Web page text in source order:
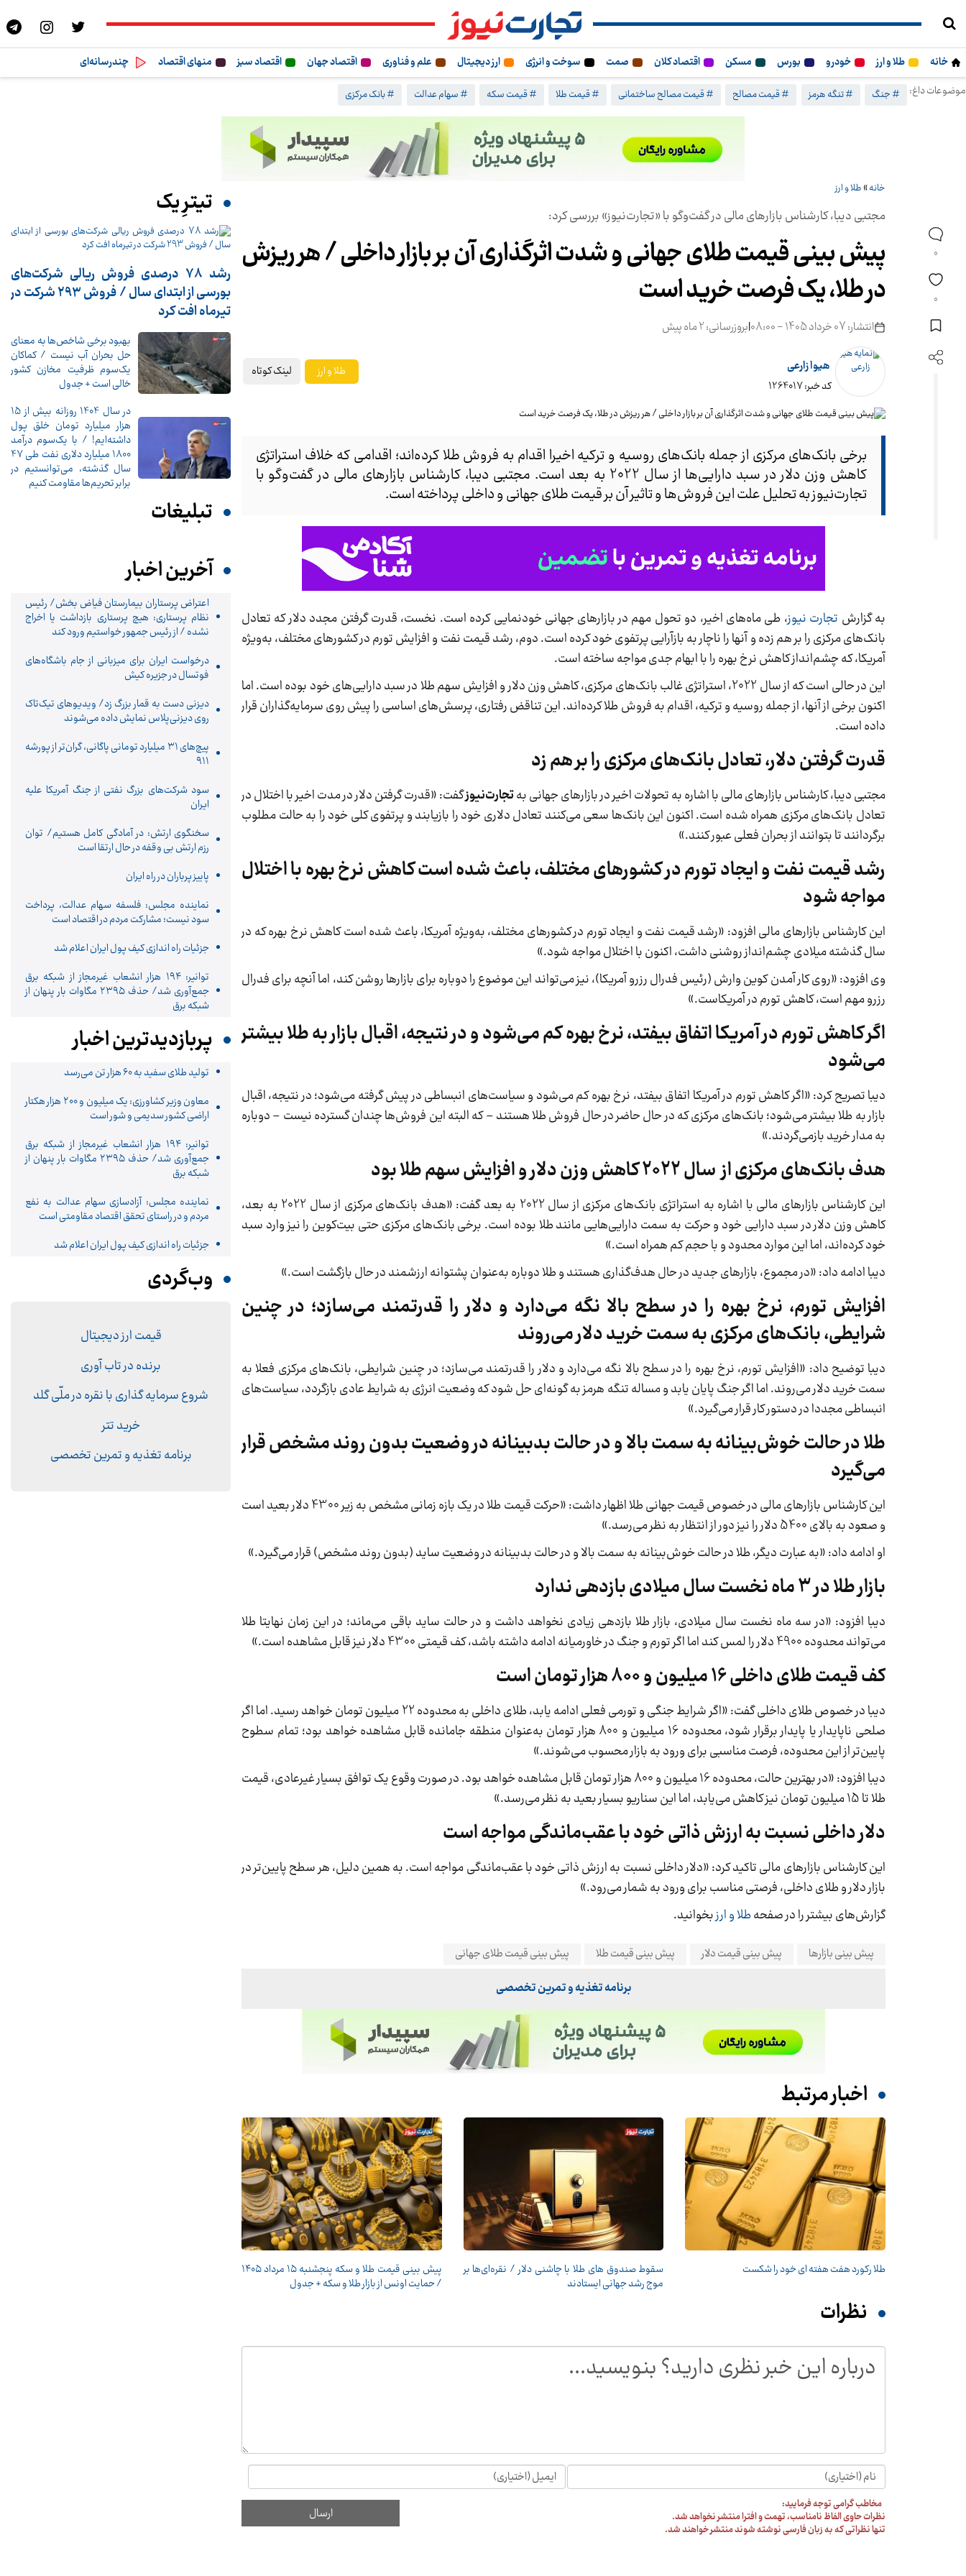
خانه طلا و ارز خودرو بورس مسکن اقتصاد کلان صمت سوخت و انرژی ارز دیجیتال علم و فناوری اقتصاد جهان اقتصاد سبز منهای اقتصاد
چندرسانه‌ای
موضوعات داغ:
# جنگ # تنگه هرمز # قیمت مصالح # قیمت مصالح ساختمانی # قیمت طلا # قیمت سکه # سهام عدالت # بانک مرکزی
0
0
خانه» طلا و ارز
مجتبی دیبا، کارشناس بازارهای مالی در گفت‌وگو با «تجارت‌نیوز» بررسی کرد:
پیش بینی قیمت طلای جهانی و شدت اثرگذاری آن بر بازار داخلی / هر ریزش
در طلا، یک فرصت خرید است
انتشار: 07 خرداد 1405 - 08:00 |بروزرسانی: 2 ماه پیش
هیوا زارعی
کد خبر: 1264017
طلا و ارز لینک کوتاه
برخی بانک‌های مرکزی از جمله بانک‌های روسیه و ترکیه اخیرا اقدام به فروش طلا کرده‌اند؛ اقدامی که خلاف استراتژی
کاهش وزن دلار در سبد دارایی‌ها از سال 2022 به بعد است. مجتبی دیبا، کارشناس بازارهای مالی در گفت‌وگو با
تجارت‌نیوز به تحلیل علت این فروش‌ها و تاثیر آن بر قیمت طلای جهانی و داخلی پرداخته است.
به گزارش تجارت نیوز، طی ماه‌های اخیر، دو تحول مهم در بازارهای جهانی خودنمایی کرده است. نخست، قدرت گرفتن مجدد دلار که تعادل
بانک‌های مرکزی را بر هم زده و آنها را ناچار به بازآرایی پرتفوی خود کرده است. دوم، رشد قیمت نفت و افزایش تورم در کشورهای مختلف، به‌ویژه
آمریکا، که چشم‌انداز کاهش نرخ بهره را با ابهام جدی مواجه ساخته است.
این در حالی است که از سال 2022، استراتژی غالب بانک‌های مرکزی، کاهش وزن دلار و افزایش سهم طلا در سبد دارایی‌های خود بوده است. اما
اکنون برخی از آنها، از جمله روسیه و ترکیه، اقدام به فروش طلا کرده‌اند. این تناقض رفتاری، پرسش‌های اساسی را پیش روی سرمایه‌گذاران قرار
داده است.
قدرت گرفتن دلار، تعادل بانک‌های مرکزی را بر هم زد
مجتبی دیبا، کارشناس بازارهای مالی با اشاره به تحولات اخیر در بازارهای جهانی بهتجارت‌نیوزگفت: «قدرت گرفتن دلار در مدت اخیر با اختلال در
تعادل بانک‌های مرکزی همراه شده است. اکنون این بانک‌ها سعی می‌کنند تعادل دلاری خود را بازیابند و پرتفوی کلی خود را به حالت مطلوب
برگردانند تا بتوانند از بحران فعلی عبور کنند.»
رشد قیمت نفت و ایجاد تورم در کشورهای مختلف، باعث شده است کاهش نرخ بهره با اختلال
مواجه شود
این کارشناس بازارهای مالی افزود: «رشد قیمت نفت و ایجاد تورم در کشورهای مختلف، به‌ویژه آمریکا، باعث شده است کاهش نرخ بهره که در
سال گذشته میلادی چشم‌انداز روشنی داشت، اکنون با اختلال مواجه شود.»
وی افزود: «روی کار آمدن کوین وارش (رئیس فدرال رزرو آمریکا)، نیز می‌تواند این موضوع را دوباره برای بازارها روشن کند، اما آنچه برای فدرال
رزرو مهم است، کاهش تورم در آمریکاست.»
اگر کاهش تورم در آمریکا اتفاق بیفتد، نرخ بهره کم می‌شود و در نتیجه، اقبال بازار به طلا بیشتر
می‌شود
دیبا تصریح کرد: «اگر کاهش تورم در آمریکا اتفاق بیفتد، نرخ بهره کم می‌شود و سیاست‌های انبساطی در پیش گرفته می‌شود؛ در نتیجه، اقبال
بازار به طلا بیشتر می‌شود؛ بانک‌های مرکزی که در حال حاضر در حال فروش طلا هستند – که البته این فروش‌ها چندان گسترده نیست – دوباره
به مدار خرید بازمی‌گردند.»
هدف بانک‌های مرکزی از سال 2022 کاهش وزن دلار و افزایش سهم طلا بود
این کارشناس بازارهای مالی با اشاره به استراتژی بانک‌های مرکزی از سال 2022 به بعد گفت: «هدف بانک‌های مرکزی از سال 2022 به بعد،
کاهش وزن دلار در سبد دارایی خود و حرکت به سمت دارایی‌هایی مانند طلا بوده است. برخی بانک‌های مرکزی حتی بیت‌کوین را نیز وارد سبد
خود کرده‌اند، اما این موارد محدود و با حجم کم همراه است.»
دیبا ادامه داد: «در مجموع، بازارهای جدید در حال هدف‌گذاری هستند و طلا دوباره به‌عنوان پشتوانه ارزشمند در حال بازگشت است.»
افزایش تورم، نرخ بهره را در سطح بالا نگه می‌دارد و دلار را قدرتمند می‌سازد؛ در چنین
شرایطی، بانک‌های مرکزی به سمت خرید دلار می‌روند
دیبا توضیح داد: «افزایش تورم، نرخ بهره را در سطح بالا نگه می‌دارد و دلار را قدرتمند می‌سازد؛ در چنین شرایطی، بانک‌های مرکزی فعلا به
سمت خرید دلار می‌روند. اما اگر جنگ پایان یابد و مساله تنگه هرمز به گونه‌ای حل شود که وضعیت انرژی به شرایط عادی بازگردد، سیاست‌های
انبساطی مجددا در دستور کار قرار می‌گیرد.»
طلا در حالت خوش‌بینانه به سمت بالا و در حالت بدبینانه در وضعیت بدون روند مشخص قرار
می‌گیرد
این کارشناس بازارهای مالی در خصوص قیمت جهانی طلا اظهار داشت: «حرکت قیمت طلا در یک بازه زمانی مشخص به زیر 4300 دلار بعید است
و صعود به بالای 5400 دلار را نیز دور از انتظار به نظر می‌رسد.»
او ادامه داد: «به عبارت دیگر، طلا در حالت خوش‌بینانه به سمت بالا و در حالت بدبینانه در وضعیت ساید (بدون روند مشخص) قرار می‌گیرد.»
بازار طلا در 3 ماه نخست سال میلادی بازدهی ندارد
دیبا افزود: «در سه ماه نخست سال میلادی، بازار طلا بازدهی زیادی نخواهد داشت و در حالت ساید باقی می‌ماند؛ در این زمان نهایتا طلا
می‌تواند محدوده 4900 دلار را لمس کند اما اگر تورم و جنگ در خاورمیانه ادامه داشته باشد، کف قیمتی 4300 دلار نیز قابل مشاهده است.»
کف قیمت طلای داخلی 16 میلیون و 800 هزار تومان است
دیبا در خصوص طلای داخلی گفت: «اگر شرایط جنگی و تورمی فعلی ادامه یابد، طلای داخلی به محدوده 22 میلیون تومان خواهد رسید. اما اگر
صلحی ناپایدار یا پایدار برقرار شود، محدوده 16 میلیون و 800 هزار تومان به‌عنوان منطقه جامانده قابل مشاهده خواهد بود؛ تمام سطوح
پایین‌تر از این محدوده، فرصت مناسبی برای ورود به بازار محسوب می‌شوند.»
دیبا افزود: «در بهترین حالت، محدوده 16 میلیون و 800 هزار تومان قابل مشاهده خواهد بود. در صورت وقوع یک توافق بسیار غیرعادی، قیمت
طلا تا 15 میلیون تومان نیز کاهش می‌یابد، اما این سناریو بسیار بعید به نظر می‌رسد.»
دلار داخلی نسبت به ارزش ذاتی خود با عقب‌ماندگی مواجه است
این کارشناس بازارهای مالی تاکید کرد: «دلار داخلی نسبت به ارزش ذاتی خود با عقب‌ماندگی مواجه است. به همین دلیل، هر سطح پایین‌تر در
بازار دلار و طلای داخلی، فرصتی مناسب برای ورود به شمار می‌رود.»
گزارش‌های بیشتر را در صفحهطلا و ارزبخوانید.
پیش بینی بازارها پیش بینی قیمت دلار پیش بینی قیمت طلا پیش بینی قیمت طلای جهانی
برنامه تغذیه و تمرین تخصصی
اخبار مرتبط
طلا رکورد هفت هفته ای خود را شکست
سقوط صندوق های طلا با چاشنی دلار / نقره‌ای‌ها بر
موج رشد جهانی ایستادند
پیش‌ بینی قیمت طلا و سکه پنجشنبه ۱۵ مرداد ۱۴۰۵
/ حمایت اونس از بازار طلا و سکه + جدول
نظرات
مخاطب گرامی توجه فرمایید:
نظرات حاوی الفاظ نامناسب، تهمت و افترا منتشر نخواهد شد.
تنها نظراتی که به زبان فارسی نوشته شوند منتشر خواهند شد.
تیترِ یک
رشد 78 درصدی فروش ریالی شرکت‌های
بورسی از ابتدای سال / فروش 293 شرکت در
تیرماه افت کرد
بهبود برخی شاخص‌ها به معنای
حل بحران آب نیست / کماکان
یک‌سوم ظرفیت مخازن کشور
خالی است + جدول
در سال 1404 روزانه بیش از 15
هزار میلیارد تومان خلق پول
داشته‌ایم! / با یک‌سوم درآمد
1800 میلیارد دلاری نفت طی 47
سال گذشته، می‌توانستیم در
برابر تحریم‌ها مقاومت کنیم
تبلیغات
آخرین اخبار
اعتراض پرستاران بیمارستان فیاض بخش/ رئیس
نظام پرستاری: هیچ پرستاری بازداشت یا اخراج
نشده / از رئیس جمهور خواستیم ورود کند
درخواست ایران برای میزبانی از جام باشگاه‌های
فوتسال در جزیره کیش
دیزنی دست به قمار بزرگ زد/ ویدیوهای تیک‌تاک
روی دیزنی‌پلاس نمایش داده می‌شوند
پیچ‌های ۳۱ میلیارد تومانی پاگانی، گران‌تر از پورشه
۹۱۱
سود شرکت‌های بزرگ نفتی از جنگ آمریکا علیه
ایران
سخنگوی ارتش: در آمادگی کامل هستیم/ توان
رزم ارتش بی وقفه در حال ارتقا است
پاییز پرباران در راه ایران
نماینده مجلس: فلسفه سهام عدالت، پرداخت
سود نیست؛ مشارکت مردم در اقتصاد است
جزئیات راه اندازی کیف پول ایران اعلام شد
توانیر: ۱۹۴ هزار انشعاب غیرمجاز از شبکه برق
جمع‌آوری شد/ حذف ۲۳۹۵ مگاوات بار پنهان از
شبکه برق
پربازدیدترین اخبار
تولید طلای سفید به ۶۰ هزار تن می‌رسد
معاون وزیر کشاورزی: یک میلیون و ۲۰۰ هزار هکتار
اراضی کشور سدیمی و شور است
توانیر: ۱۹۴ هزار انشعاب غیرمجاز از شبکه برق
جمع‌آوری شد/ حذف ۲۳۹۵ مگاوات بار پنهان از
شبکه برق
نماینده مجلس: آزادسازی سهام عدالت به نفع
مردم و در راستای تحقق اقتصاد مقاومتی است
جزئیات راه اندازی کیف پول ایران اعلام شد
وب‌گردی
قیمت ارز دیجیتال
برنده در تاب آوری
شروع سرمایه گذاری با نقره در ملّی گلد
خرید تتر
برنامه تغذیه و تمرین تخصصی